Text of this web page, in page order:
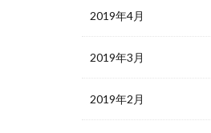
2019年4月
2019年3月
2019年2月